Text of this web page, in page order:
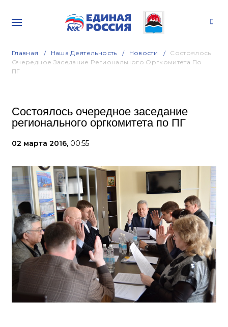
Главная Наша Деятельность Новости
Состоялось
Очередное Заседание Регионального Оргкомитета По
ПГ
Состоялось очередное заседание
регионального оргкомитета по ПГ
02 марта 2016, 00:55